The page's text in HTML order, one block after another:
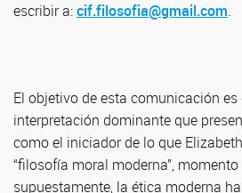
escribir a:cif.filosofia@gmail.com.
El objetivo de esta comunicación
interpretación dominante que
como el iniciador de lo que
“filosofía moral moderna”, momento
supuestamente, la ética moderna